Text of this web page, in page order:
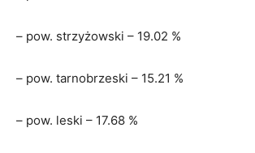
– pow. strzyżowski – 19.02 %
– pow. tarnobrzeski – 15.21 %
– pow. leski – 17.68 %